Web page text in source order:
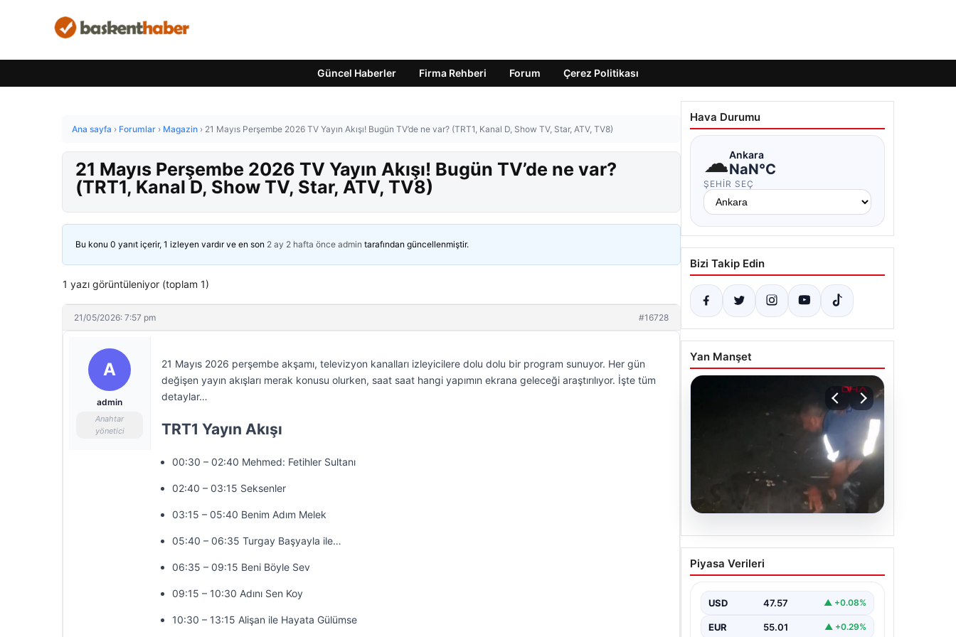
Güncel Haberler Firma Rehberi Forum Çerez Politikası
Ana sayfa › Forumlar › Magazin › 21 Mayıs Perşembe 2026 TV Yayın Akışı! Bugün TV’de ne var? (TRT1, Kanal D, Show TV, Star, ATV, TV8)
21 Mayıs Perşembe 2026 TV Yayın Akışı! Bugün TV’de ne var?
(TRT1, Kanal D, Show TV, Star, ATV, TV8)
Bu konu 0 yanıt içerir, 1 izleyen vardır ve en son 2 ay 2 hafta önce admin tarafından güncellenmiştir.
1 yazı görüntüleniyor (toplam 1)
21/05/2026: 7:57 pm #16728
A
admin
Anahtar
yönetici
21 Mayıs 2026 perşembe akşamı, televizyon kanalları izleyicilere dolu dolu bir program sunuyor. Her gün
değişen yayın akışları merak konusu olurken, saat saat hangi yapımın ekrana geleceği araştırılıyor. İşte tüm
detaylar…
TRT1 Yayın Akışı
00:30 – 02:40 Mehmed: Fetihler Sultanı
02:40 – 03:15 Seksenler
03:15 – 05:40 Benim Adım Melek
05:40 – 06:35 Turgay Başyayla ile…
06:35 – 09:15 Beni Böyle Sev
09:15 – 10:30 Adını Sen Koy
10:30 – 13:15 Alişan ile Hayata Gülümse
Hava Durumu
☁Ankara
NaN°C
ŞEHIR SEÇ
Bizi Takip Edin
Yan Manşet
Sahilde yönünü şaşıran
caretta carettayı
ulaştırdı
Piyasa Verileri
USD 47.57 ▲ +0.08%
EUR 55.01 ▲ +0.29%